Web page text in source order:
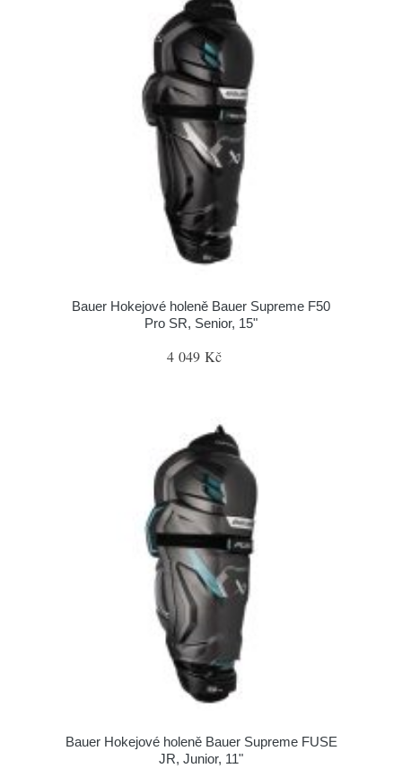
Bauer Hokejové holeně Bauer Supreme F50
Pro SR, Senior, 15"
4 049 Kč
Bauer Hokejové holeně Bauer Supreme FUSE
JR, Junior, 11"